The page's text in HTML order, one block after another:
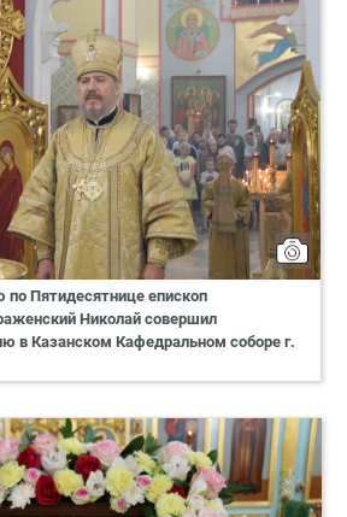
Пятидесятнице епископ
Николай совершил
в Казанском Кафедральном соборе г.